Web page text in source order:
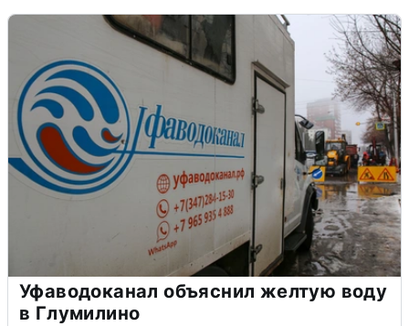
Уфаводоканал объяснил желтую воду
в Глумилино